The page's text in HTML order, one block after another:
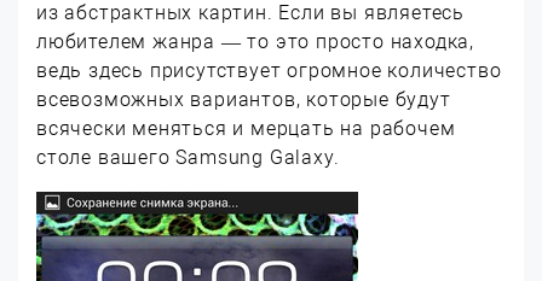
из абстрактных картин. Если вы являетесь
любителем жанра — то это просто находка,
ведь здесь присутствует огромное количество
всевозможных вариантов, которые будут
всячески меняться и мерцать на рабочем
столе вашего Samsung Galaxy.